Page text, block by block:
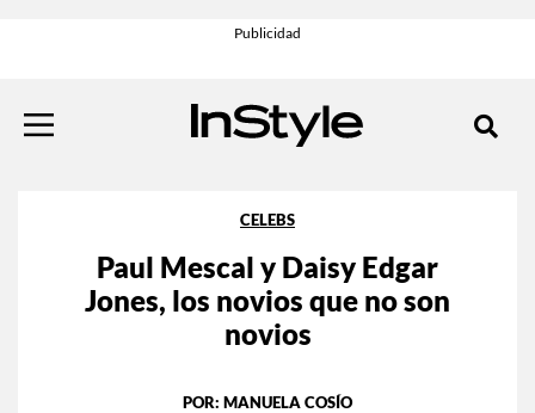
CELEBS
Paul Mescal y Daisy Edgar
Jones, los novios que no son
novios
POR: MANUELA COSÍO